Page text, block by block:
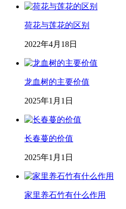
荷花与莲花的区别
2022年4月18日
龙血树的主要价值
2025年1月1日
长春蔓的价值
2025年1月1日
家里养石竹有什么作用